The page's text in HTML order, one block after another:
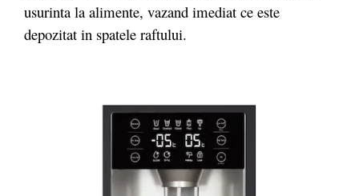
usurinta la alimente, vazand imediat ce este
depozitat in spatele raftului.